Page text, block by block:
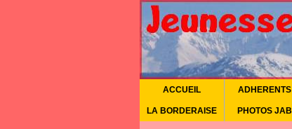
ACCUEIL ADHERENTS
LA BORDERAISE PHOTOS JAB